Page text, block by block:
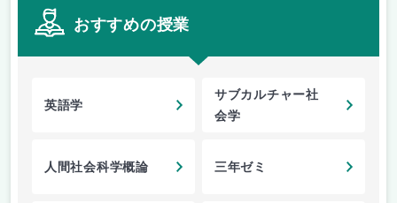
おすすめの授業
英語学
サブカルチャー社
会学
人間社会科学概論 三年ゼミ